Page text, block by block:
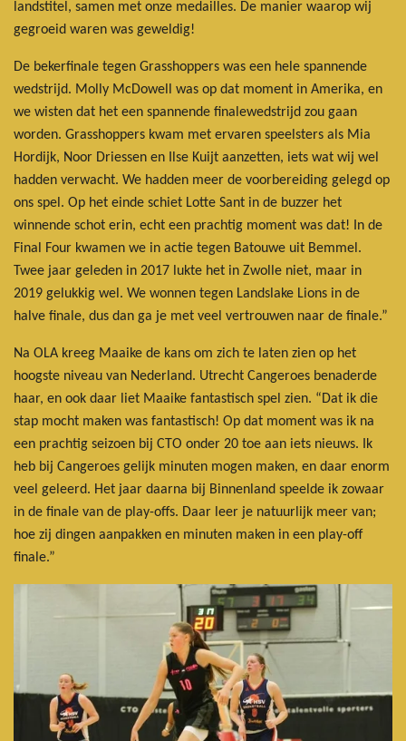
landstitel, samen met onze medailles. De manier waarop wij
gegroeid waren was geweldig!
De bekerfinale tegen Grasshoppers was een hele spannende
wedstrijd. Molly McDowell was op dat moment in Amerika, en
we wisten dat het een spannende finalewedstrijd zou gaan
worden. Grasshoppers kwam met ervaren speelsters als Mia
Hordijk, Noor Driessen en Ilse Kuijt aanzetten, iets wat wij wel
hadden verwacht. We hadden meer de voorbereiding gelegd op
ons spel. Op het einde schiet Lotte Sant in de buzzer het
winnende schot erin, echt een prachtig moment was dat! In de
Final Four kwamen we in actie tegen Batouwe uit Bemmel.
Twee jaar geleden in 2017 lukte het in Zwolle niet, maar in
2019 gelukkig wel. We wonnen tegen Landslake Lions in de
halve finale, dus dan ga je met veel vertrouwen naar de finale.”
Na OLA kreeg Maaike de kans om zich te laten zien op het
hoogste niveau van Nederland. Utrecht Cangeroes benaderde
haar, en ook daar liet Maaike fantastisch spel zien. “Dat ik die
stap mocht maken was fantastisch! Op dat moment was ik na
een prachtig seizoen bij CTO onder 20 toe aan iets nieuws. Ik
heb bij Cangeroes gelijk minuten mogen maken, en daar enorm
veel geleerd. Het jaar daarna bij Binnenland speelde ik zowaar
in de finale van de play-offs. Daar leer je natuurlijk meer van;
hoe zij dingen aanpakken en minuten maken in een play-off
finale.”